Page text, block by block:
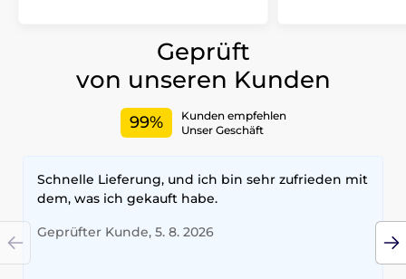
Geprüft
von unseren Kunden
99%
Kunden empfehlen
Unser Geschäft
Schnelle Lieferung, und ich bin sehr zufrieden mit
dem, was ich gekauft habe.
Geprüfter Kunde, 5. 8. 2026